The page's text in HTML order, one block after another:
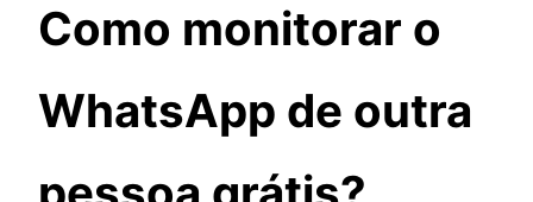
Como monitorar o
WhatsApp de outra